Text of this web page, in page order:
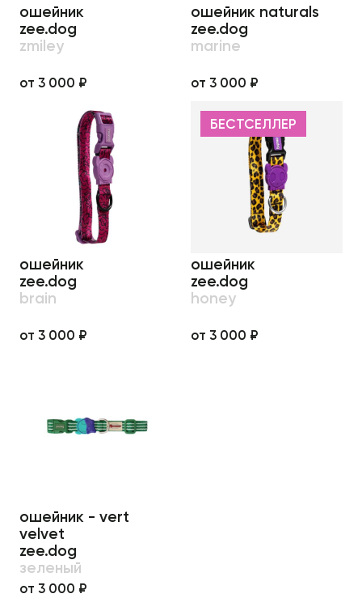
ошейник
zee.dog
zmiley
от 3 000 ₽
ошейник naturals
zee.dog
marine
от 3 000 ₽
ошейник
zee.dog
brain
от 3 000 ₽
БЕСТСЕЛЛЕР
ошейник
zee.dog
honey
от 3 000 ₽
ошейник - vert
velvet
zee.dog
зеленый
от 3 000 ₽